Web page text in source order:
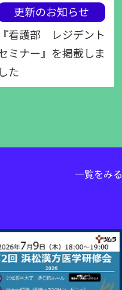
更新のお知らせ
『看護部 レジデント
ミナー』を掲載しま
した
一覧をみる